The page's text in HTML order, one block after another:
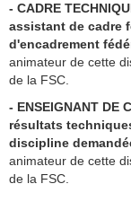
- CADRE
assistant de cadre
d'encadrement
animateur de cette
de la FSC.
- ENSEIGNANT DE
résultats
discipline
animateur de cette
de la FSC.